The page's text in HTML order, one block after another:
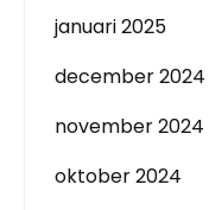
januari 2025
december 2024
november 2024
oktober 2024